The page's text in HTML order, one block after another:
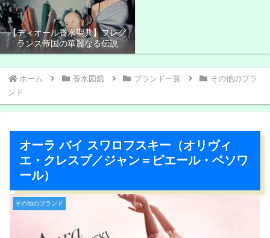
【ディオール香水聖典】フレグ
ランス帝国の華麗なる伝説
ホーム 香水図鑑 ブランド一覧
その他のブラ
ンド
オーラ バイ スワロフスキー（オリヴィ
エ・クレスプ／ジャン＝ピエール・ベソワ
ール）
その他のブランド